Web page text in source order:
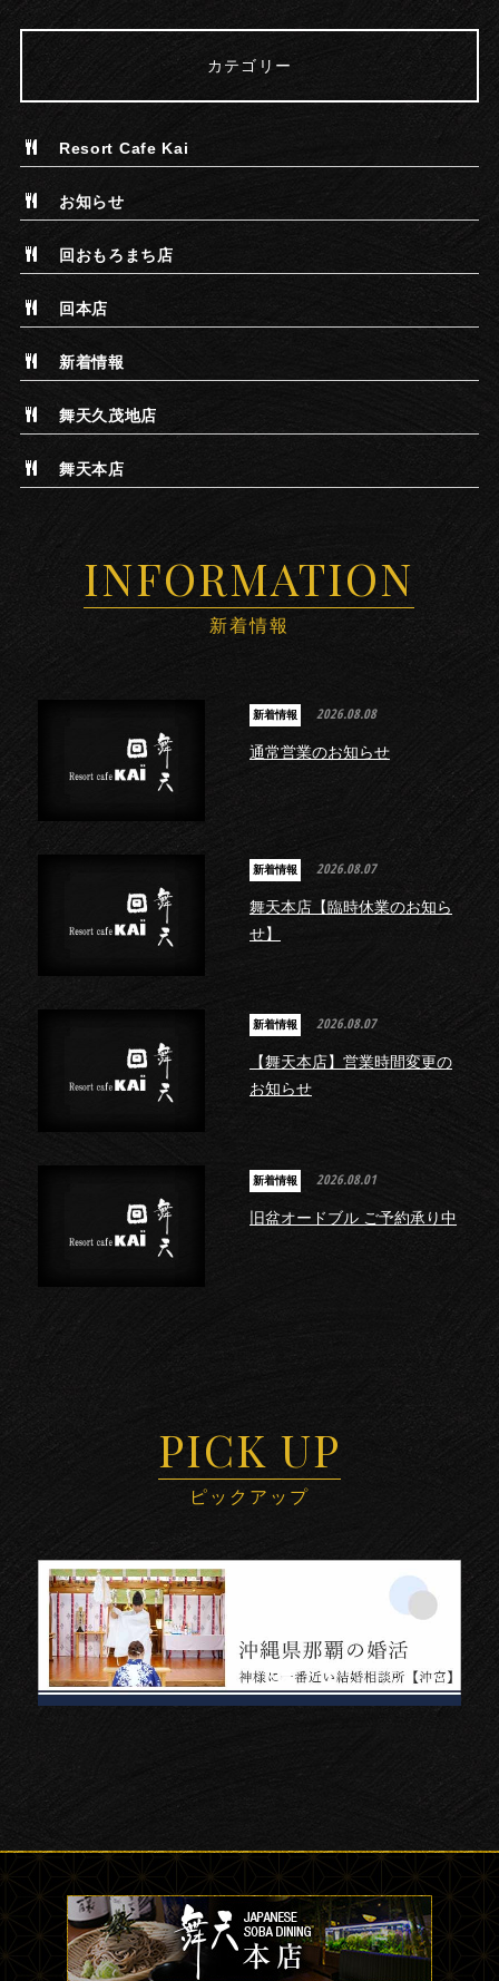
カテゴリー
Resort Cafe Kai
お知らせ
回おもろまち店
回本店
新着情報
舞天久茂地店
舞天本店
INFORMATION
新着情報
新着情報 2026.08.08
通常営業のお知らせ
新着情報 2026.08.07
舞天本店【臨時休業のお知ら
せ】
新着情報 2026.08.07
【舞天本店】営業時間変更の
お知らせ
新着情報 2026.08.01
旧盆オードブル ご予約承り中
PICK UP
ピックアップ